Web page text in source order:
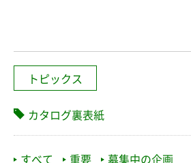
トピックス
カタログ裏表紙
すべて 重要 募集中の企画